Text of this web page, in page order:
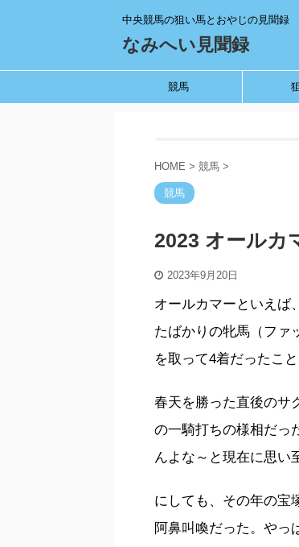
中央競馬の狙い馬とおやじの見聞録
なみへい見聞録
競馬
HOME > 競馬 >
競馬
2023 オールカ
2023年9月20日
オールカマーといえば
たばかりの牝馬（ファ
を取って4着だったこ
春天を勝った直後のサ
の一騎打ちの様相だっ
んよな～と現在に思い
にしても、その年の宝
阿鼻叫喚だった。やっ